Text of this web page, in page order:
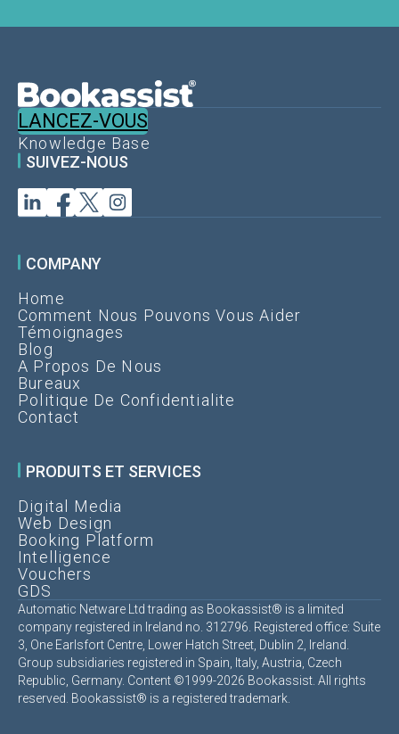
COMPANY
Home
Comment Nous Pouvons Vous Aider
Témoignages
Blog
A Propos De Nous
Bureaux
Politique De Confidentialite
Contact
PRODUITS ET SERVICES
Digital Media
Web Design
Booking Platform
Intelligence
Vouchers
GDS
LANCEZ-VOUS
Knowledge Base
SUIVEZ-NOUS
Automatic Netware Ltd trading as Bookassist® is a limited
company registered in Ireland no. 312796. Registered office: Suite
3, One Earlsfort Centre, Lower Hatch Street, Dublin 2, Ireland.
Group subsidiaries registered in Spain, Italy, Austria, Czech
Republic, Germany. Content ©1999-2026 Bookassist. All rights
reserved. Bookassist® is a registered trademark.